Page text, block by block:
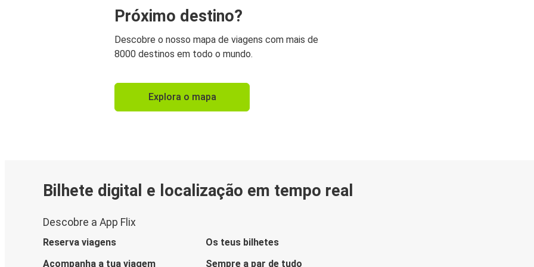
Próximo destino?
Descobre o nosso mapa de viagens com mais de
8000 destinos em todo o mundo.
Explora o mapa
Bilhete digital e localização em tempo real
Descobre a App Flix
Reserva viagens
Os teus bilhetes
Acompanha a tua viagem
Sempre a par de tudo